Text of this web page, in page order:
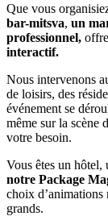
Que vous
bar-mitsva, un
professionnel,
interactif.
Nous intervenons
de loisirs, des
événement se
même sur la scène
votre besoin.
Vous êtes un hôtel,
notre Package
choix d’animations
grands.